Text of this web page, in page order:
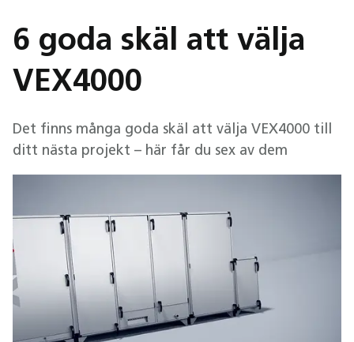
6 goda skäl att välja
VEX4000
Det finns många goda skäl att välja VEX4000 till
ditt nästa projekt – här får du sex av dem